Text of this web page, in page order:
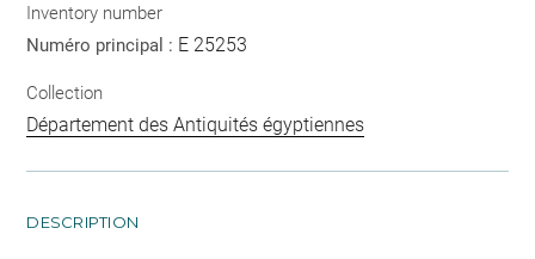
Inventory number
Numéro principal : E 25253
Collection
Département des Antiquités égyptiennes
DESCRIPTION